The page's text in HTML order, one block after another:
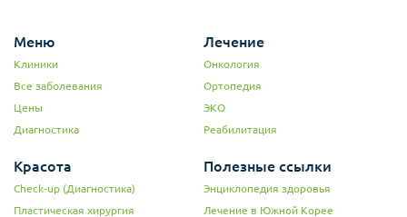
Меню
Клиники
Все заболевания
Цены
Диагностика
Лечение
Онкология
Ортопедия
ЭКО
Реабилитация
Красота
Check-up (Диагностика)
Пластическая хирургия
Полезные ссылки
Энциклопедия здоровья
Лечение в Южной Корее